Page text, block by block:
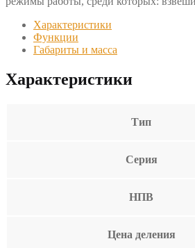
Характеристики
Функции
Габариты и масса
Характеристики
Тип
Серия
НПВ
Цена деления